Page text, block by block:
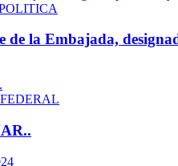
la Embajada,